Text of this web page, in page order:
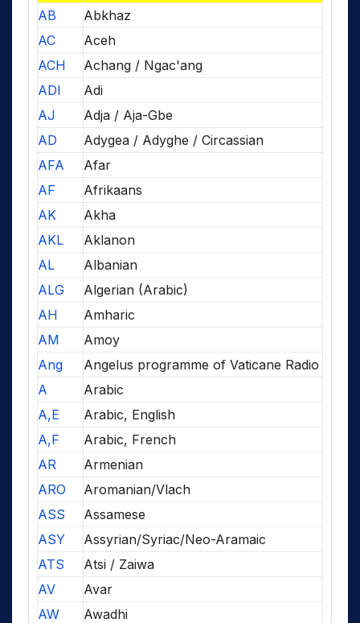
AB
Abkhaz
AC
Aceh
ACH
Achang / Ngac'ang
ADI
Adi
AJ
Adja / Aja-Gbe
AD
Adygea / Adyghe / Circassian
AFA
Afar
AF
Afrikaans
AK
Akha
AKL
Aklanon
AL
Albanian
ALG
Algerian (Arabic)
AH
Amharic
AM
Amoy
Ang
Angelus programme of Vaticane Radio
A
Arabic
A,E
Arabic, English
A,F
Arabic, French
AR
Armenian
ARO
Aromanian/Vlach
ASS
Assamese
ASY
Assyrian/Syriac/Neo-Aramaic
ATS
Atsi / Zaiwa
AV
Avar
AW
Awadhi